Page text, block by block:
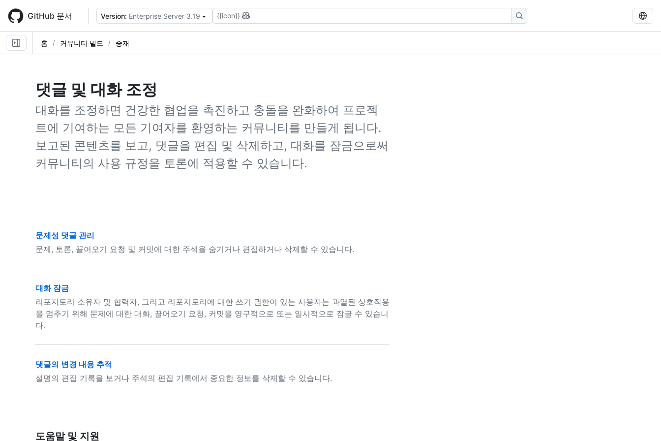
main
content
GitHub 문서 Version: Enterprise Server 3.19 {{icon}}
홈 커뮤니티 빌드 중재
댓글 및 대화 조정
대화를 조정하면 건강한 협업을 촉진하고 충돌을 완화하여 프로젝
트에 기여하는 모든 기여자를 환영하는 커뮤니티를 만들게 됩니다.
보고된 콘텐츠를 보고, 댓글을 편집 및 삭제하고, 대화를 잠금으로써
커뮤니티의 사용 규정을 토론에 적용할 수 있습니다.
문제성 댓글 관리
문제, 토론, 끌어오기 요청 및 커밋에 대한 주석을 숨기거나 편집하거나 삭제할 수 있습니다.
대화 잠금
리포지토리 소유자 및 협력자, 그리고 리포지토리에 대한 쓰기 권한이 있는 사용자는 과열된 상호작용
을 멈추기 위해 문제에 대한 대화, 끌어오기 요청, 커밋을 영구적으로 또는 일시적으로 잠글 수 있습니
다.
댓글의 변경 내용 추적
설명의 편집 기록을 보거나 주석의 편집 기록에서 중요한 정보를 삭제할 수 있습니다.
도움말 및 지원